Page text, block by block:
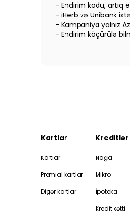
- Endirim kodu, artıq
- iHerb və Unibank
- Kampaniya yalnız
- Endirim köçürülə
Kartlar
Kartlar
Premial kartlar
Digər kartlar
Kreditlər
Nağd
Mikro
İpoteka
Kredit xətti